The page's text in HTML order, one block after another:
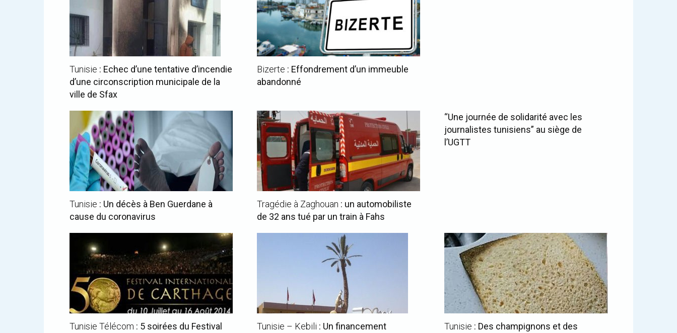
Tunisie : Echec d’une tentative d’incendie
d’une circonscription municipale de la
ville de Sfax
Bizerte : Effondrement d’un immeuble
abandonné
Tunisie : Un décès à Ben Guerdane à
cause du coronavirus
Tragédie à Zaghouan : un automobiliste
de 32 ans tué par un train à Fahs
“Une journée de solidarité avec les
journalistes tunisiens” au siège de
l’UGTT
Tunisie Télécom : 5 soirées du Festival
Tunisie – Kebili : Un financement
Tunisie : Des champignons et des